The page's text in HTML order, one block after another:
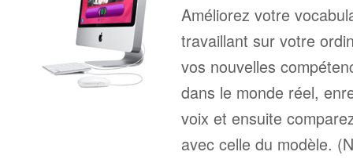
Améliorez votre
travaillant sur votre
vos nouvelles
dans le monde réel,
voix et ensuite
avec celle du modèle.